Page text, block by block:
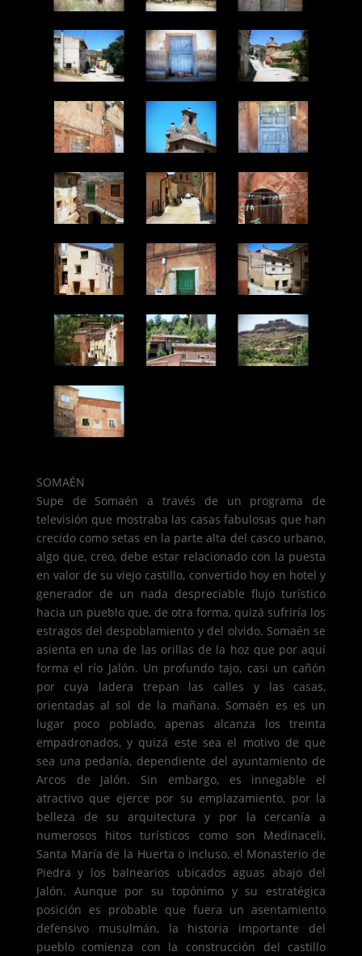
SOMAÉN
Supe de Somaén a través de un programa de
televisión que mostraba las casas fabulosas que han
crecido como setas en la parte alta del casco urbano,
algo que, creo, debe estar relacionado con la puesta
en valor de su viejo castillo, convertido hoy en hotel y
generador de un nada despreciable flujo turístico
hacia un pueblo que, de otra forma, quizá sufriría los
estragos del despoblamiento y del olvido. Somaén se
asienta en una de las orillas de la hoz que por aquí
forma el río Jalón. Un profundo tajo, casi un cañón
por cuya ladera trepan las calles y las casas,
orientadas al sol de la mañana. Somaén es es un
lugar poco poblado, apenas alcanza los treinta
empadronados, y quizá este sea el motivo de que
sea una pedanía, dependiente del ayuntamiento de
Arcos de Jalón. Sin embargo, es innegable el
atractivo que ejerce por su emplazamiento, por la
belleza de su arquitectura y por la cercanía a
numerosos hitos turísticos como son Medinaceli,
Santa María de la Huerta o incluso, el Monasterio de
Piedra y los balnearios ubicados aguas abajo del
Jalón. Aunque por su topónimo y su estratégica
posición es probable que fuera un asentamiento
defensivo musulmán, la historia importante del
pueblo comienza con la construcción del castillo